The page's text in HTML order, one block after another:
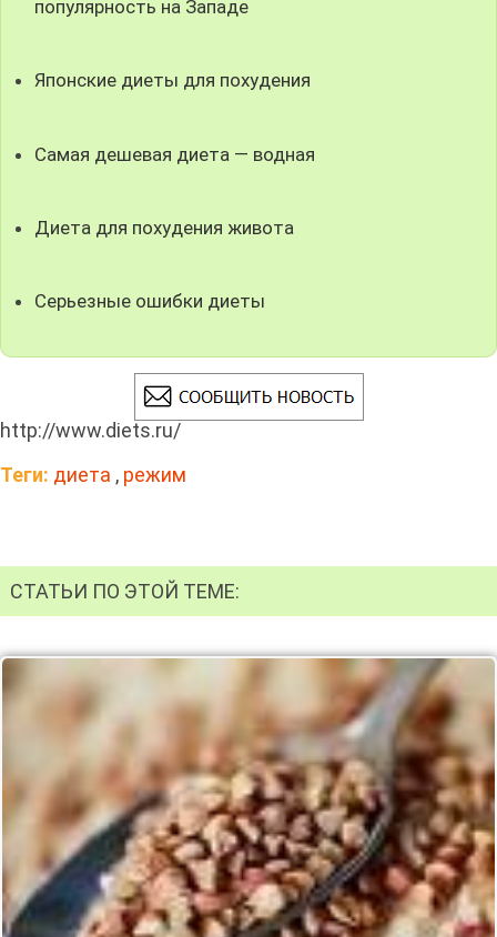
популярность на Западе
Японские диеты для похудения
Самая дешевая диета — водная
Диета для похудения живота
Серьезные ошибки диеты
http://www.diets.ru/
Теги: диета , режим
СТАТЬИ ПО ЭТОЙ ТЕМЕ: